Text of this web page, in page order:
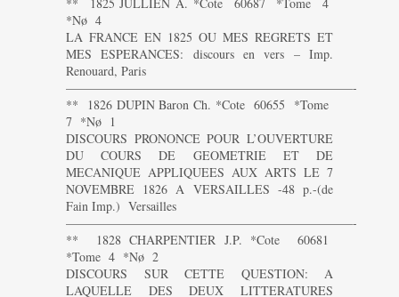
*Nø 4
LA FRANCE EN 1825 OU MES REGRETS ET
MES ESPERANCES: discours en vers – Imp.
Renouard, Paris
———————————————————————-
** 1826 DUPIN Baron Ch. *Cote 60655 *Tome
7 *Nø 1
DISCOURS PRONONCE POUR L’OUVERTURE
DU COURS DE GEOMETRIE ET DE
MECANIQUE APPLIQUEES AUX ARTS LE 7
NOVEMBRE 1826 A VERSAILLES -48 p.-(de
Fain Imp.) Versailles
———————————————————————-
** 1828 CHARPENTIER J.P. *Cote 60681
*Tome 4 *Nø 2
DISCOURS SUR CETTE QUESTION: A
LAQUELLE DES DEUX LITTERATURES